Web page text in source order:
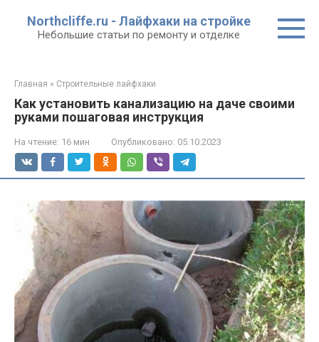
контенту
Northcliffe.ru - Лайфхаки на стройке
Небольшие статьи по ремонту и отделке
Главная » Строительные лайфхаки
Как установить канализацию на даче своими
руками пошаговая инструкция
На чтение: 16 мин Опубликовано: 05.10.2023